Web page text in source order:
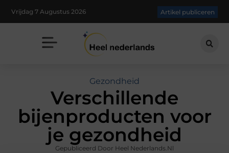
Vrijdag 7 Augustus 2026 Artikel publiceren
Gezondheid
Verschillende
bijenproducten voor
je gezondheid
Gepubliceerd Door Heel Nederlands.nl